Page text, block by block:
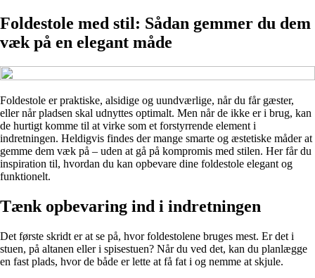
Foldestole med stil: Sådan gemmer du dem
væk på en elegant måde
Foldestole er praktiske, alsidige og uundværlige, når du får gæster,
eller når pladsen skal udnyttes optimalt. Men når de ikke er i brug, kan
de hurtigt komme til at virke som et forstyrrende element i
indretningen. Heldigvis findes der mange smarte og æstetiske måder at
gemme dem væk på – uden at gå på kompromis med stilen. Her får du
inspiration til, hvordan du kan opbevare dine foldestole elegant og
funktionelt.
Tænk opbevaring ind i indretningen
Det første skridt er at se på, hvor foldestolene bruges mest. Er det i
stuen, på altanen eller i spisestuen? Når du ved det, kan du planlægge
en fast plads, hvor de både er lette at få fat i og nemme at skjule.